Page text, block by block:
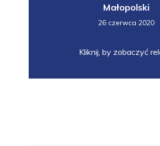
Małopolski
26 czerwca 2020
Kliknij, by zobaczyć